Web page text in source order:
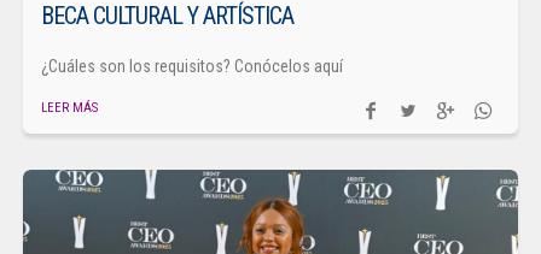
BECA CULTURAL Y ARTÍSTICA
¿Cuáles son los requisitos? Conócelos aquí
LEER MÁS